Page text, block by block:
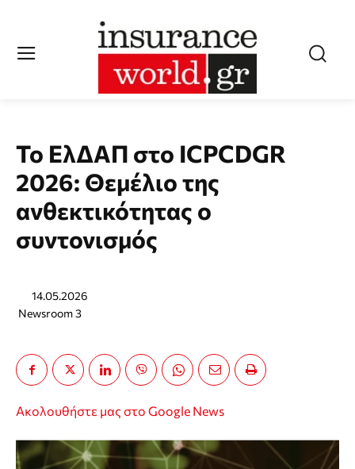
Το ΕλΔΑΠ στο ICPCDGR
2026: Θεμέλιο της
ανθεκτικότητας ο
συντονισμός
14.05.2026
Newsroom 3
Ακολουθήστε μας στο Google News